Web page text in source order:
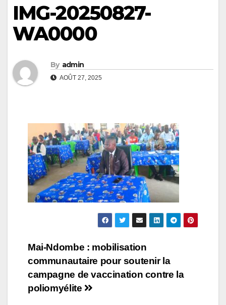
IMG-20250827-
WA0000
By admin
AOÛT 27, 2025
Navigation
de
l’article
Mai-Ndombe : mobilisation
communautaire pour soutenir la
campagne de vaccination contre la
poliomyélite